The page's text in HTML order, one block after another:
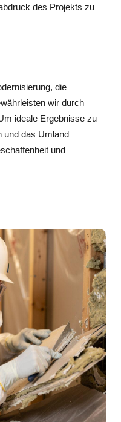
des Projekts zu
die
wir durch
ideale Ergebnisse zu
und das Umland
und